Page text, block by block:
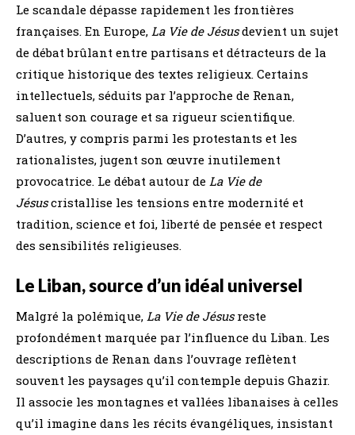
Le scandale dépasse rapidement les frontières
françaises. En Europe, La Vie de Jésusdevient un sujet
de débat brûlant entre partisans et détracteurs de la
critique historique des textes religieux. Certains
intellectuels, séduits par l’approche de Renan,
saluent son courage et sa rigueur scientifique.
D’autres, y compris parmi les protestants et les
rationalistes, jugent son œuvre inutilement
provocatrice. Le débat autour de La Vie de
Jésuscristallise les tensions entre modernité et
tradition, science et foi, liberté de pensée et respect
des sensibilités religieuses.
Le Liban, source d’un idéal universel
Malgré la polémique, La Vie de Jésusreste
profondément marquée par l’influence du Liban. Les
descriptions de Renan dans l’ouvrage reflètent
souvent les paysages qu’il contemple depuis Ghazir.
Il associe les montagnes et vallées libanaises à celles
qu’il imagine dans les récits évangéliques, insistant